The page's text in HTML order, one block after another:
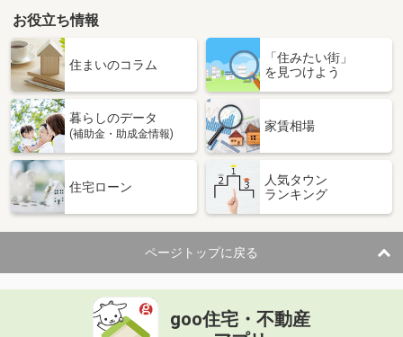
お役立ち情報
住まいのコラム
「住みたい街」
を見つけよう
暮らしのデータ
(補助金・助成金情報)
家賃相場
住宅ローン
人気タウン
ランキング
ページトップに戻る
goo住宅・不動産